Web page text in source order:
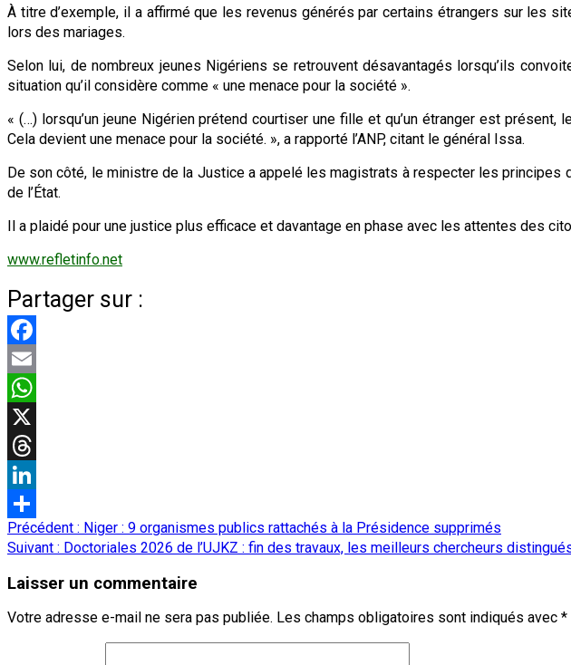
À titre d’exemple, il a affirmé que les revenus générés par certains étrangers sur les
lors des mariages.
Selon lui, de nombreux jeunes Nigériens se retrouvent désavantagés lorsqu’ils
situation qu’il considère comme « une menace pour la société ».
« (…) lorsqu’un jeune Nigérien prétend courtiser une fille et qu’un étranger est
Cela devient une menace pour la société. », a rapporté l’ANP, citant le général Issa.
De son côté, le ministre de la Justice a appelé les magistrats à respecter les
de l’État.
Il a plaidé pour une justice plus efficace et davantage en phase avec les attentes des
www.refletinfo.net
Partager sur :
Facebook
Email
WhatsApp
X
Threads
LinkedIn
Partager
Navigation
d’article
Précédent : Niger : 9 organismes publics rattachés à la Présidence supprimés
Suivant : Doctoriales 2026 de l’UJKZ : fin des travaux, les meilleurs chercheurs
Laisser un commentaire
Votre adresse e-mail ne sera pas publiée. Les champs obligatoires sont indiqués avec *